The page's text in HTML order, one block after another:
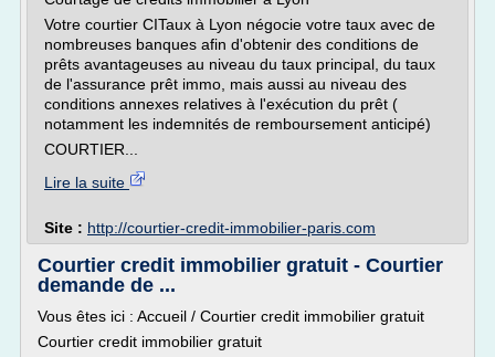
Votre courtier CITaux à Lyon négocie votre taux avec de
nombreuses banques afin d'obtenir des conditions de
prêts avantageuses au niveau du taux principal, du taux
de l'assurance prêt immo, mais aussi au niveau des
conditions annexes relatives à l'exécution du prêt (
notamment les indemnités de remboursement anticipé)
COURTIER...
Lire la suite
Site : http://courtier-credit-immobilier-paris.com
Courtier credit immobilier gratuit - Courtier
demande de ...
Vous êtes ici : Accueil / Courtier credit immobilier gratuit
Courtier credit immobilier gratuit